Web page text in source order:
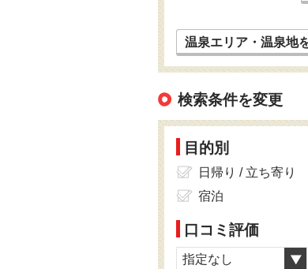
温泉エリア・温泉地
検索条件を変更
目的別
日帰り / 立ち寄り
宿泊
口コミ評価
指定なし